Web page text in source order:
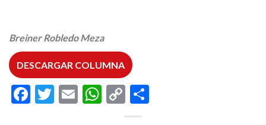
Breiner Robledo Meza
DESCARGAR COLUMNA
Facebook
Twitter
EmailWhatsApp
Copy
Link